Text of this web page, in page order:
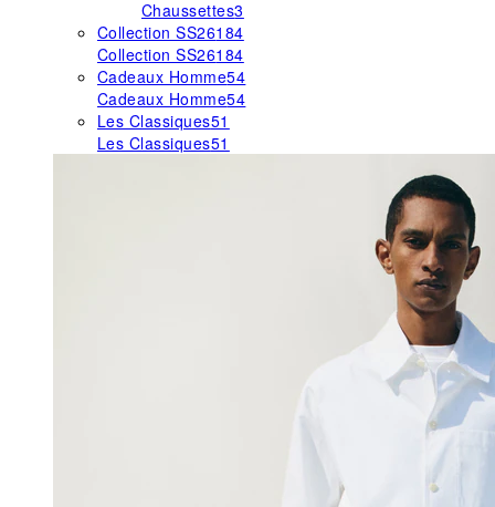
Chaussettes3
Collection SS26184
Collection SS26184
Cadeaux Homme54
Cadeaux Homme54
Les Classiques51
Les Classiques51